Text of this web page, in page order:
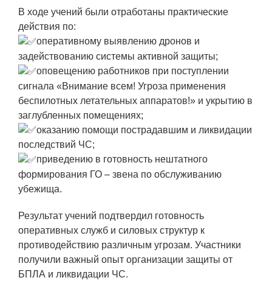
Технологии. Развитие»
ПРОДУКЦИЯ И УСЛУГИ
ДПО и ПО (Дополнительное
профессиональное образование и
профессиональное обучение)
Лазерные технологии
Каталог гражданской продукции
Технологии водородной энергетики
Цифровые продукты
Электротехника
Системы безопасности
Услуги
В ходе учений были отработаны практические
действия по:
оперативному выявлению дронов и
задействованию системы активной защиты;
оповещению работников при поступлении
сигнала «Внимание всем! Угроза применения
беспилотных летательных аппаратов!» и укрытию в
заглубленных помещениях;
оказанию помощи пострадавшим и ликвидации
последствий ЧС;
приведению в готовность нештатного
формирования ГО – звена по обслуживанию
убежища.
Результат учений подтвердил готовность
оперативных служб и силовых структур к
противодействию различным угрозам. Участники
получили важный опыт организации защиты от
БПЛА и ликвидации ЧС.